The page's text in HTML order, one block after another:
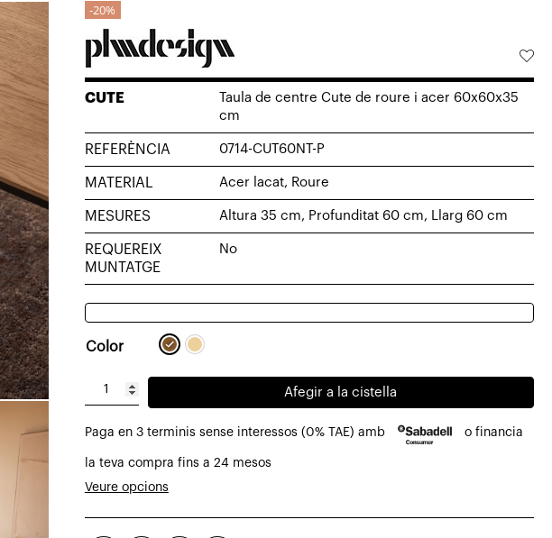
20%
CUTE
Taula de centre Cute de roure i acer 60x60x35
cm
REFERÈNCIA 0714-CUT60NT-P
MATERIAL Acer lacat, Roure
MESURES Altura 35 cm, Profunditat 60 cm, Llarg 60 cm
REQUEREIX
MUNTATGE
No
Color
quantitat
Taula
de
centre
de
Afegir a la cistella
Paga en 3 terminis sense interessos (0% TAE) amb o financia
la teva compra fins a 24 mesos
Veure opcions